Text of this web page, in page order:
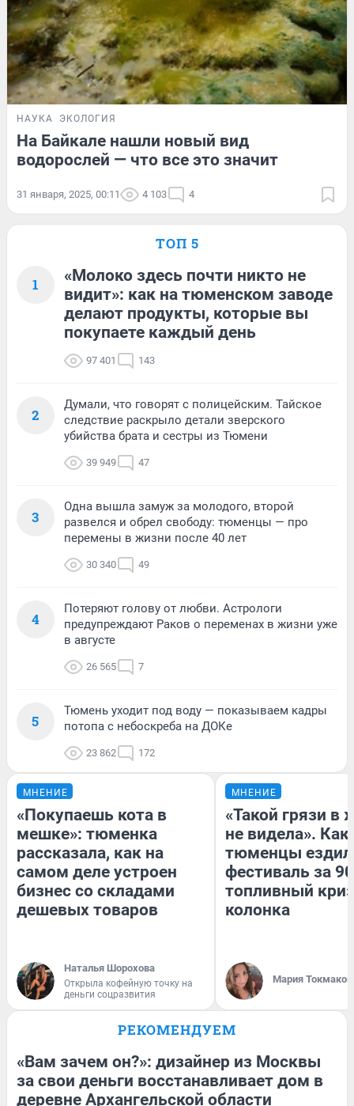
НАУКА ЭКОЛОГИЯ
На Байкале нашли новый вид
водорослей — что все это значит
31 января, 2025, 00:11 4 103 4
ТОП 5
1
«Молоко здесь почти никто не
видит»: как на тюменском заводе
делают продукты, которые вы
покупаете каждый день
97 401 143
2
Думали, что говорят с полицейским. Тайское
следствие раскрыло детали зверского
убийства брата и сестры из Тюмени
39 949 47
3
Одна вышла замуж за молодого, второй
развелся и обрел свободу: тюменцы — про
перемены в жизни после 40 лет
30 340 49
4
Потеряют голову от любви. Астрологи
предупреждают Раков о переменах в жизни уже
в августе
26 565 7
5
Тюмень уходит под воду — показываем кадры
потопа с небоскреба на ДОКе
23 862 172
МНЕНИЕ
«Покупаешь кота в
мешке»: тюменка
рассказала, как на
самом деле устроен
бизнес со складами
дешевых товаров
Наталья Шорохова
Открыла кофейную точку на
деньги соцразвития
МНЕНИЕ
«Такой грязи в
не видела». Как
тюменцы
фестиваль за
топливный
колонка
Мария
РЕКОМЕНДУЕМ
«Вам зачем он?»: дизайнер из Москвы
за свои деньги восстанавливает дом в
деревне Архангельской области